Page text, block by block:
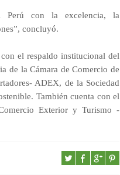
Perú con la excelencia, la
concluyó.
el respaldo institucional del
de la Cámara de Comercio de
ADEX, de la Sociedad
También cuenta con el
Exterior y Turismo -